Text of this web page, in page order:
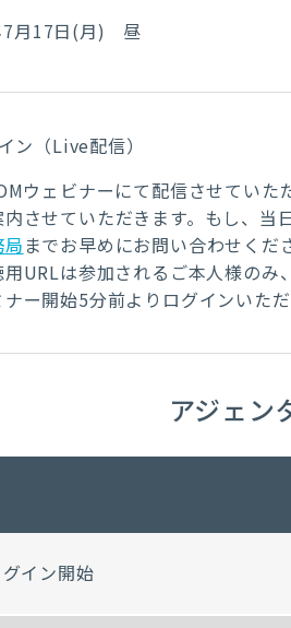
7月17日(月) 昼
ン（Live配信）
ウェビナーにて配信させていた
内させていただきます。もし、当
までお早めにお問い合わせくだ
URLは参加されるご本人様のみ
ー開始5分前よりログインいただ
アジェン
グイン開始